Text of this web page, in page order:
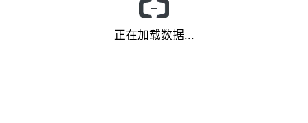
正在加载数据...